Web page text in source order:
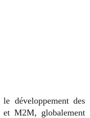
développement des
M2M, globalement